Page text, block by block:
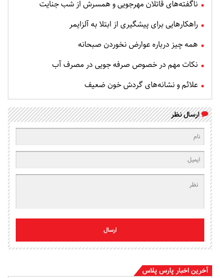
ناگفته‌های قاتلان مهرجویی و همسرش از شب جنایت
راهکارهایی برای پیشگیری از ابتلا به آلزایمر
همه چیز درباره عوارض نخوردن صبحانه
نکات مهم در خصوص صرفه جویی در مصرف آب
علائم و نشانه‌های گردش خون ضعیف
ارسال نظر
ارسال
آخرین اخبار پارس پلاس